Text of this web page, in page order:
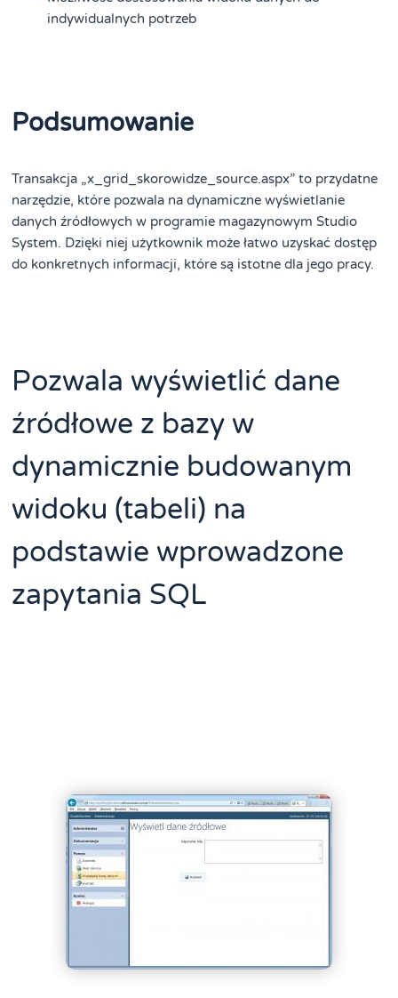
indywidualnych potrzeb
Podsumowanie
Transakcja „x_grid_skorowidze_source.aspx” to przydatne
narzędzie, które pozwala na dynamiczne wyświetlanie
danych źródłowych w programie magazynowym Studio
System. Dzięki niej użytkownik może łatwo uzyskać dostęp
do konkretnych informacji, które są istotne dla jego pracy.
Pozwala wyświetlić dane
źródłowe z bazy w
dynamicznie budowanym
widoku (tabeli) na
podstawie wprowadzone
zapytania SQL